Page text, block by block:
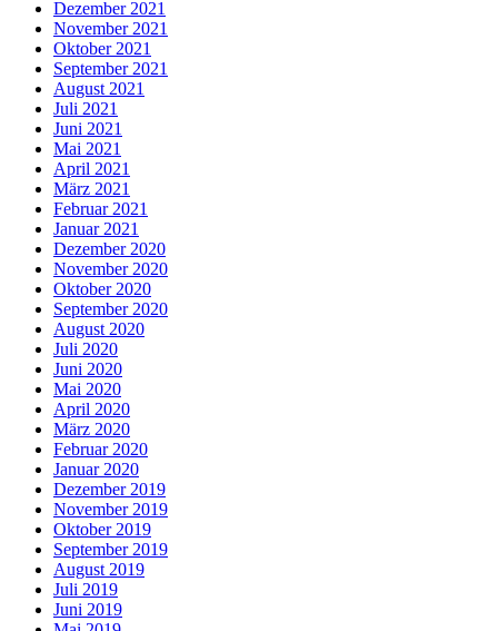
Dezember 2021
November 2021
Oktober 2021
September 2021
August 2021
Juli 2021
Juni 2021
Mai 2021
April 2021
März 2021
Februar 2021
Januar 2021
Dezember 2020
November 2020
Oktober 2020
September 2020
August 2020
Juli 2020
Juni 2020
Mai 2020
April 2020
März 2020
Februar 2020
Januar 2020
Dezember 2019
November 2019
Oktober 2019
September 2019
August 2019
Juli 2019
Juni 2019